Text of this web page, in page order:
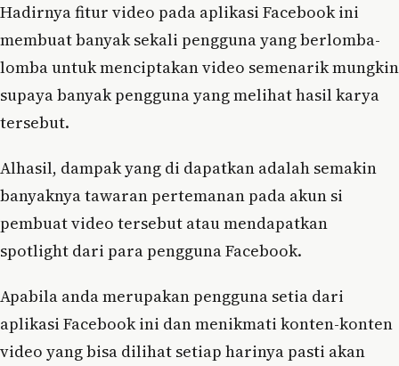
Hadirnya fitur video pada aplikasi Facebook ini
membuat banyak sekali pengguna yang berlomba-
lomba untuk menciptakan video semenarik mungkin
supaya banyak pengguna yang melihat hasil karya
tersebut.
Alhasil, dampak yang di dapatkan adalah semakin
banyaknya tawaran pertemanan pada akun si
pembuat video tersebut atau mendapatkan
spotlight dari para pengguna Facebook.
Apabila anda merupakan pengguna setia dari
aplikasi Facebook ini dan menikmati konten-konten
video yang bisa dilihat setiap harinya pasti akan